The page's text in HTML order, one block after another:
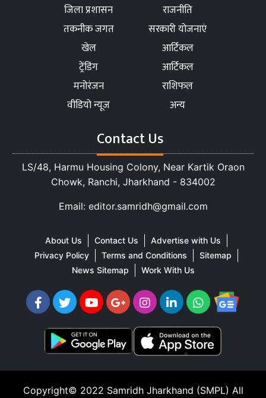
जिला प्रशासन
राजनीति
तकनीक जगत
सरकारी योजनाएं
खेल
आर्टिकल
ट्रेंडिंग
आर्टिकल
मनोरंजन
राशिफल
वीडियो न्यूज
अन्य
Contact Us
LS/48, Harmu Housing Colony, Near Kartik Oraon
Chowk, Ranchi, Jharkhand - 834002
Email: editor.samridh@gmail.com
About Us Contact Us
Advertise with Us
Privacy Policy
Terms and Conditions
Sitemap
News Sitemap
Work With Us
Copyright© 2022 Samridh Jharkhand (SMPL) All